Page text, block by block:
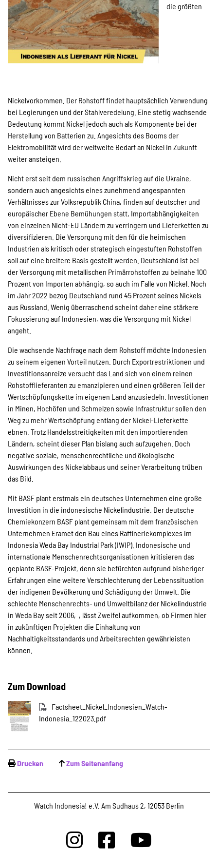
Stellenangebote
Newsletter abonnieren
SPENDEN
Über uns
Transparenz
Kontakt
english
Indonesian
Suche
die größten
Nickelvorkommen. Der Rohstoff findet hauptsächlich Verwendung
bei Legierungen und der Stahlveredelung. Eine stetig wachsende
Bedeutung kommt Nickel jedoch auch als Komponente bei der
Herstellung von Batterien zu. Angesichts des Booms der
Elektromobilität wird der weltweite Bedarf an Nickel in Zukunft
weiter ansteigen.
Nicht erst seit dem russischen Angriffskrieg auf die Ukraine,
sondern auch angesichts eines zunehmend angespannten
Verhältnisses zur Volksrepublik China, finden auf deutscher und
europäischer Ebene Bemühungen statt, Importabhängigkeiten
von einzelnen Nicht-EU Ländern zu verringern und Lieferketten zu
diversifizieren. Die Versorgung mit den für die heimischen
Industrien als kritisch oder strategisch eingestuften Rohstoffen
soll auf eine breitere Basis gestellt werden. Deutschland ist bei
der Versorgung mit metallischen Primärrohstoffen zu beinahe 100
Prozent von Importen abhängig, so auch im Falle von Nickel. Noch
im Jahr 2022 bezog Deutschland rund 45 Prozent seines Nickels
aus Russland. Wenig überraschend scheint daher eine stärkere
Fokussierung auf Indonesien, was die Versorgung mit Nickel
angeht.
Die wachsende Nachfrage nach dem Rohstoff möchte Indonesien
zu seinem eigenen Vorteil nutzen. Durch Exportrestriktionen und
Investitionsanreize versucht das Land sich von einem reinen
Rohstofflieferanten zu emanzipieren und einen größeren Teil der
Wertschöpfungskette im eigenen Land anzusiedeln. Investitionen
in Minen, Hochöfen und Schmelzen sowie Infrastruktur sollen den
Weg zu mehr Wertschöpfung entlang der Nickel-Lieferkette
ebnen. Trotz Handelsstreitigkeiten mit den importierenden
Ländern, scheint dieser Plan bislang auch aufzugehen. Doch
negative soziale, menschenrechtliche und ökologische
Auswirkungen des Nickelabbaus und seiner Verarbeitung trüben
das Bild.
Mit BASF plant erstmals ein deutsches Unternehmen eine große
Investition in die indonesische Nickelindustrie. Der deutsche
Chemiekonzern BASF plant gemeinsam mit dem französischen
Unternehmen Eramet den Bau eines Raffineriekomplexes im
Indonesia Weda Bay Industrial Park (IWIP). Indonesische und
internationale Menschenrechtsorganisationen kritisieren das
geplante BASF-Projekt, denn sie befürchten aufgrund bisheriger
Erfahrungen eine weitere Verschlechterung der Lebenssituation
der indigenen Bevölkerung und Schädigung der Umwelt. Die
schlechte Menschenrechts- und Umweltbilanz der Nickelindustrie
in Weda Bay seit 2006, , lässt Zweifel aufkommen, ob Firmen hier
in zukünftigen Projekten die Einhaltung von
Nachhaltigkeitsstandards und Arbeitsrechten gewährleisten
können.
Zum Download
Factsheet_Nickel_Indonesien_Watch-
Indonesia_122023.pdf
Drucken Zum Seitenanfang
Watch Indonesia! e.V. Am Sudhaus 2, 12053 Berlin